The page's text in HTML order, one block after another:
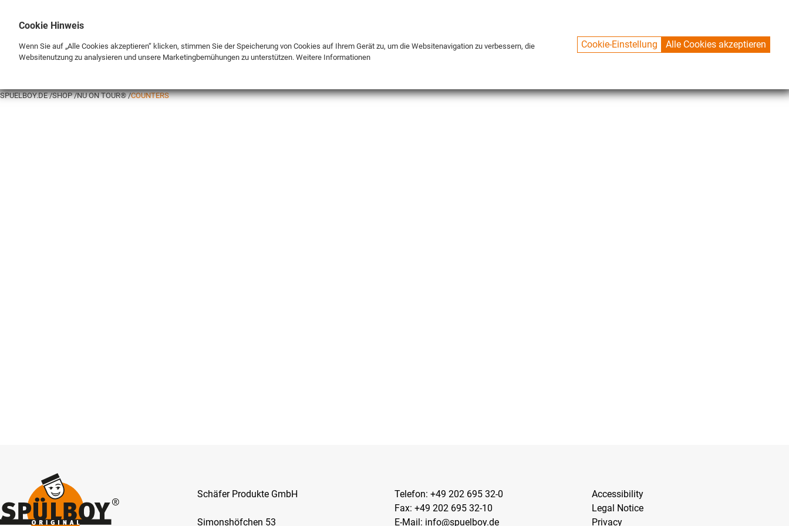
SPUELBOY.DE SHOP NU ON TOUR® COUNTERS
Schäfer Produkte GmbH
Simonshöfchen 53
Telefon: +49 202 695 32-0
Fax: +49 202 695 32-10
E-Mail: info@spuelboy.de
Accessibility
Legal Notice
Privacy
Cookie Hinweis
Wenn Sie auf „Alle Cookies akzeptieren“ klicken, stimmen Sie der Speicherung von Cookies auf Ihrem Gerät zu, um die Websitenavigation zu verbessern, die
Websitenutzung zu analysieren und unsere Marketingbemühungen zu unterstützen. Weitere Informationen
Cookie-Einstellung Alle Cookies akzeptieren